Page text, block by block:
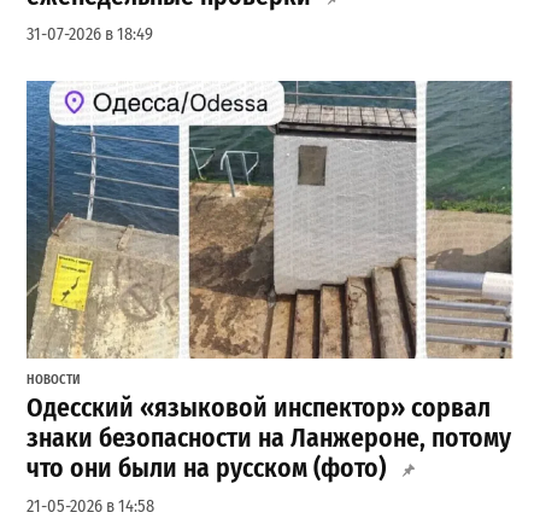
31-07-2026 в 18:49
НОВОСТИ
Одесский «языковой инспектор» сорвал
знаки безопасности на Ланжероне, потому
что они были на русском (фото)
21-05-2026 в 14:58